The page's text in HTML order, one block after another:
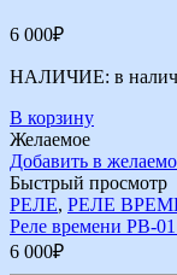
6 000₽
НАЛИЧИЕ: в
В корзину
Желаемое
Добавить в
Быстрый просмотр
РЕЛЕ, РЕЛЕ
Реле времени РВ-
6 000₽